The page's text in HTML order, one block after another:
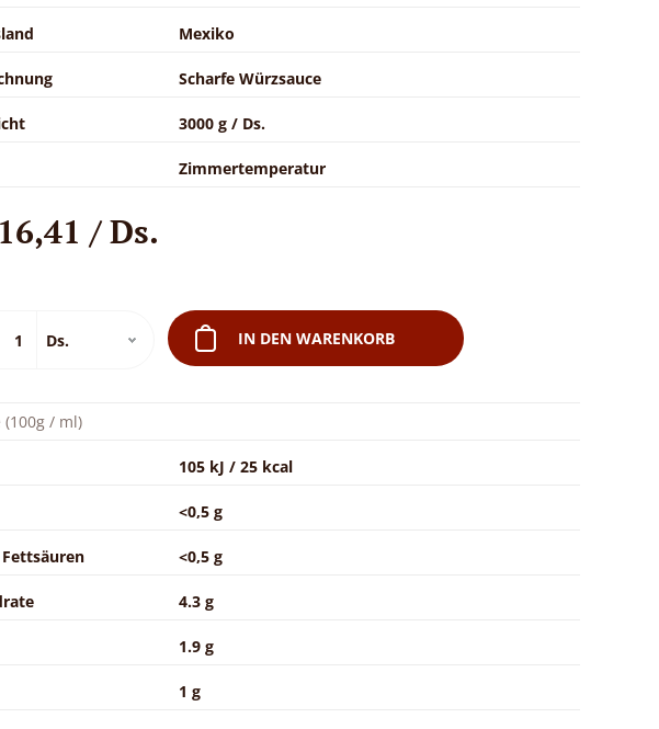
Mexiko
Scharfe Würzsauce
3000 g / Ds.
Zimmertemperatur
/ Ds.
IN DEN WARENKORB
/ ml)
105 kJ / 25 kcal
<0,5 g
<0,5 g
4.3 g
1.9 g
1 g